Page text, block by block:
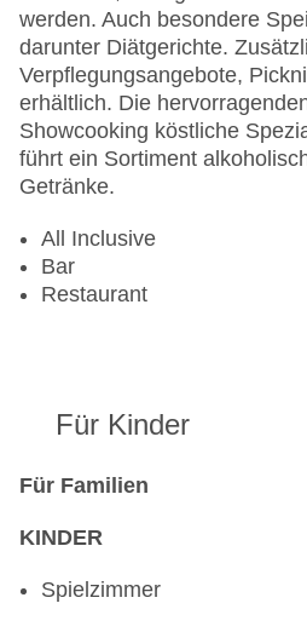
werden. Auch besondere
darunter Diätgerichte.
Verpflegungsangebote,
erhältlich. Die
Showcooking köstliche
führt ein Sortiment
Getränke.
All Inclusive
Bar
Restaurant
Für Kinder
Für Familien
KINDER
Spielzimmer